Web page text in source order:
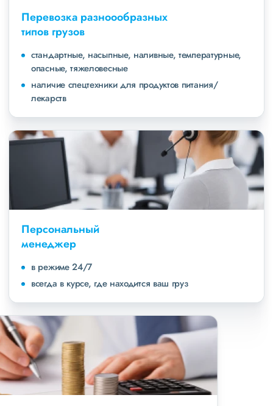
Перевозка разноообразных
типов грузов
стандартные, насыпные, наливные, температурные,
опасные, тяжеловесные
наличие спецтехники для продуктов питания/
лекарств
Персональный
менеджер
в режиме 24/7
всегда в курсе, где находится ваш груз